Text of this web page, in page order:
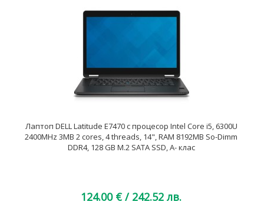
Лаптоп DELL Latitude E7470 с процесор Intel Core i5, 6300U
2400MHz 3MB 2 cores, 4 threads, 14", RAM 8192MB So-Dimm
DDR4, 128 GB M.2 SATA SSD, A- клас
124.00 € / 242.52 лв.